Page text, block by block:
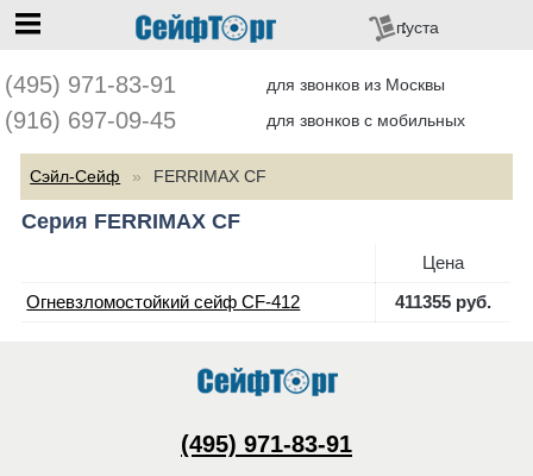
(495) 971-83-91 для звонков из Москвы
(916) 697-09-45 для звонков с мобильных
пуста
Сэйл-Сейф FERRIMAX CF
Серия FERRIMAX CF
Цена
Огневзломостойкий сейф CF-412
411355 руб.
(495) 971-83-91